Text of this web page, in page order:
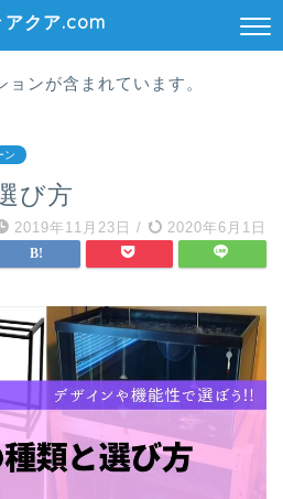
アクア.com
ンが含まれています。
ン
び方
2019年11月23日 / 2020年6月1日